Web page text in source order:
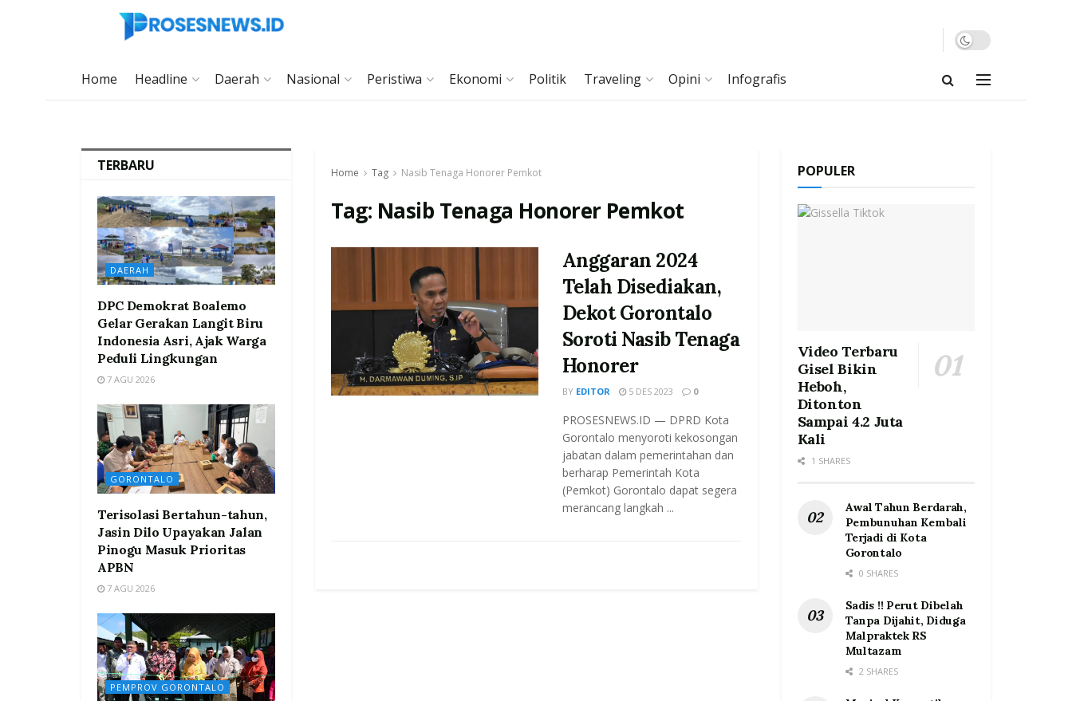
Home Headline Daerah Nasional Peristiwa Ekonomi Politik Traveling Opini Infografis
Home Tag Nasib Tenaga Honorer Pemkot
Tag: Nasib Tenaga Honorer Pemkot
Anggaran 2024
Telah Disediakan,
Dekot Gorontalo
Soroti Nasib Tenaga
Honorer
BY EDITOR 5 DES 2023 0
PROSESNEWS.ID — DPRD Kota
Gorontalo menyoroti kekosongan
jabatan dalam pemerintahan dan
berharap Pemerintah Kota
(Pemkot) Gorontalo dapat segera
merancang langkah ...
TERBARU
DAERAH
DPC Demokrat Boalemo
Gelar Gerakan Langit Biru
Indonesia Asri, Ajak Warga
Peduli Lingkungan
7 AGU 2026
GORONTALO
Terisolasi Bertahun-tahun,
Jasin Dilo Upayakan Jalan
Pinogu Masuk Prioritas
APBN
7 AGU 2026
PEMPROV GORONTALO
POPULER
Video Terbaru
Gisel Bikin
Heboh,
Ditonton
Sampai 4.2 Juta
Kali
1 SHARES
Awal Tahun Berdarah,
Pembunuhan Kembali
Terjadi di Kota
Gorontalo
0 SHARES
Sadis !! Perut Dibelah
Tanpa Dijahit, Diduga
Malpraktek RS
Multazam
2 SHARES